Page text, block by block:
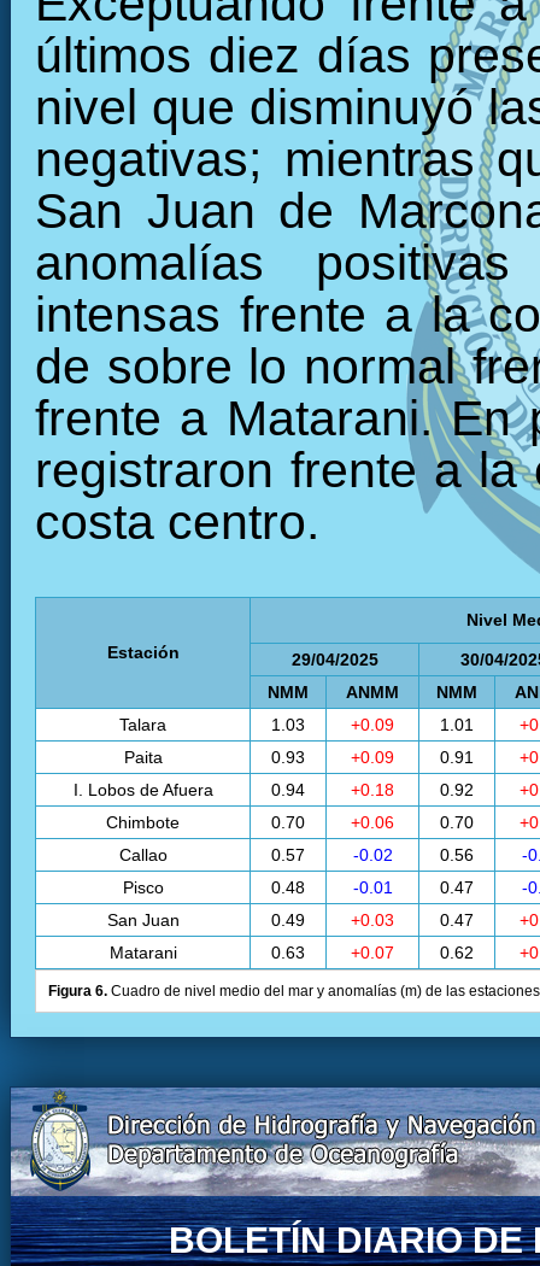
últimos diez días
nivel que disminuyó
negativas; mientras
San Juan de
anomalías
intensas frente a la
de sobre lo normal
frente a Matarani. En
registraron frente a
costa centro.
Estación
Nivel
29/04/2025
30/04/
NMM
ANMM NMM
Talara
1.03 +0.09 1.01
Paita
0.93 +0.09 0.91
I. Lobos de Afuera
0.94 +0.18 0.92
Chimbote
0.70 +0.06 0.70
Callao
0.57 -0.02 0.56
-
Pisco
0.48 -0.01 0.47
-
San Juan
0.49 +0.03 0.47
Matarani
0.63 +0.07 0.62
Figura 6. Cuadro de nivel medio del mar y anomalías (m) de las
BOLETÍN DIARIO DE